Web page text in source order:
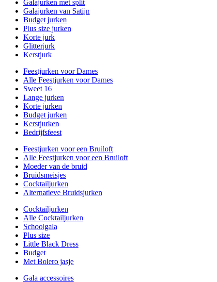
Galajurken met split
Galajurken van Satijn
Budget jurken
Plus size jurken
Korte jurk
Glitterjurk
Kerstjurk
Feestjurken voor Dames
Alle Feestjurken voor Dames
Sweet 16
Lange jurken
Korte jurken
Budget jurken
Kerstjurken
Bedrijfsfeest
Feestjurken voor een Bruiloft
Alle Feestjurken voor een Bruiloft
Moeder van de bruid
Bruidsmeisjes
Cocktailjurken
Alternatieve Bruidsjurken
Cocktailjurken
Alle Cocktailjurken
Schoolgala
Plus size
Little Black Dress
Budget
Met Bolero jasje
Gala accessoires